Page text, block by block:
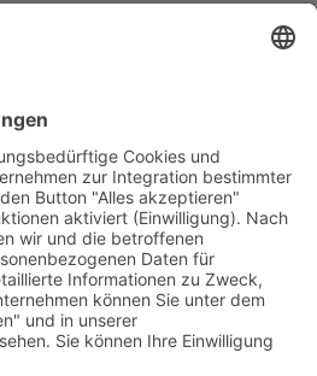
Für die kleinen
zudem eine Übersicht
das Wohlergehen Ihrer
Vorsorgeuntersuchungen
zur Behandlung von
sie Ihnen mit ihrer
Sie auf unser
bestenKinderarzt
Wir bieten Ihnen
zu den Ärzten, ihren
und Standorten.